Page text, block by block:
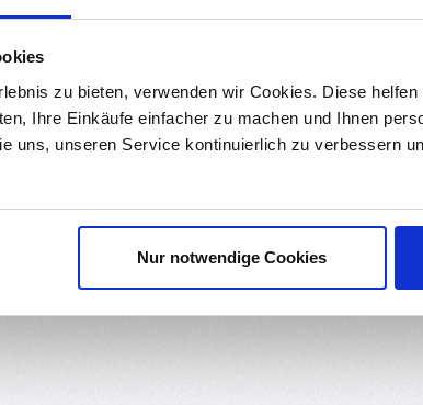
zu bieten, verwenden wir Cookies. Diese
Ihre Einkäufe einfacher zu machen und Ihnen
uns, unseren Service kontinuierlich zu verbessern
Nur notwendige Cookies
MK8 Kupfer-Heizblock für 3D-Drucker.
widersteht er Temperaturen von bis zu
10-S4 / Ender 2 / Ender 3 / Ender 3 / Ender 5 / TronXY